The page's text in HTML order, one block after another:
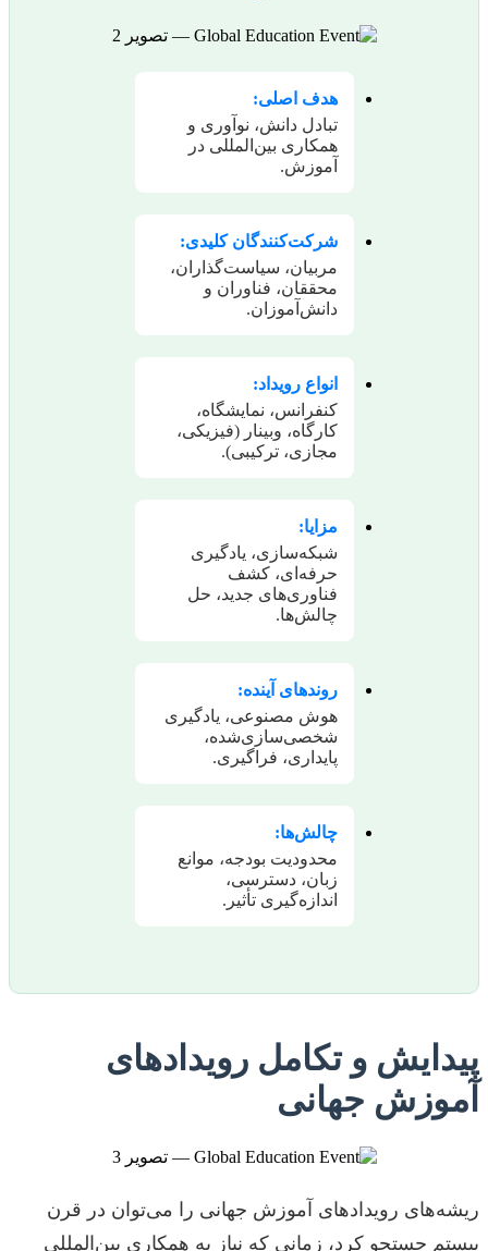
هدف اصلی:
تبادل دانش، نوآوری و
همکاری بین‌المللی در
آموزش.
شرکت‌کنندگان کلیدی:
مربیان، سیاست‌گذاران،
محققان، فناوران و
دانش‌آموزان.
انواع رویداد:
کنفرانس، نمایشگاه،
کارگاه، وبینار (فیزیکی،
مجازی، ترکیبی).
مزایا:
شبکه‌سازی، یادگیری
حرفه‌ای، کشف
فناوری‌های جدید، حل
چالش‌ها.
روندهای آینده:
هوش مصنوعی، یادگیری
شخصی‌سازی‌شده،
پایداری، فراگیری.
چالش‌ها:
محدودیت بودجه، موانع
زبان، دسترسی،
اندازه‌گیری تأثیر.
پیدایش و تکامل رویدادهای
آموزش جهانی
ریشه‌های رویدادهای آموزش جهانی را می‌توان در قرن
بیستم جستجو کرد، زمانی که نیاز به همکاری بین‌المللی